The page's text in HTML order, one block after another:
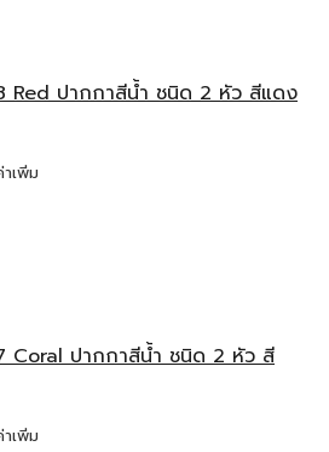
Red ปากกาสีน้ำ ชนิด 2 หัว สีแดง
เพิ่ม
Coral ปากกาสีน้ำ ชนิด 2 หัว สี
เพิ่ม